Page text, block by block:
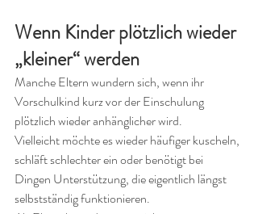
Wenn Kinder plötzlich wieder
„kleiner“ werden
Manche Eltern wundern sich, wenn ihr
Vorschulkind kurz vor der Einschulung
plötzlich wieder anhänglicher wird.
Vielleicht möchte es wieder häufiger kuscheln,
schläft schlechter ein oder benötigt bei
Dingen Unterstützung, die eigentlich längst
selbstständig funktionieren.